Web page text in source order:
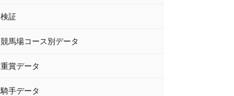
検証
競馬場コース別データ
重賞データ
騎手データ